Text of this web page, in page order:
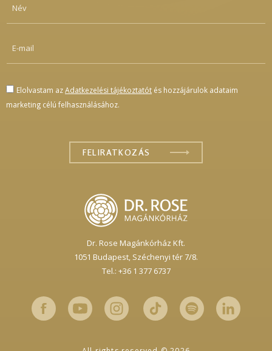
Dr. Rose Magánkórház Kft.
1051 Budapest,Széchenyi tér 7/8.
Tel.: +36 1 377 6737
Elolvastam azAdatkezelési tájékoztatót és hozzájárulok adataim
marketing célú felhasználásához.